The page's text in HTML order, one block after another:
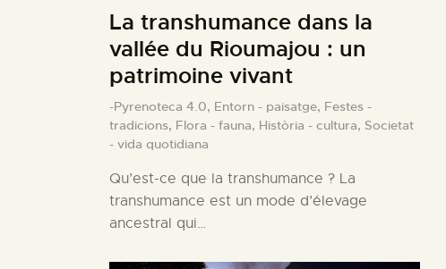
La transhumance dans la
vallée du Rioumajou : un
patrimoine vivant
-Pyrenoteca 4.0, Entorn - paisatge, Festes -
tradicions, Flora - fauna, Història - cultura, Societat
- vida quotidiana
Qu’est-ce que la transhumance ? La
transhumance est un mode d’élevage
ancestral qui…